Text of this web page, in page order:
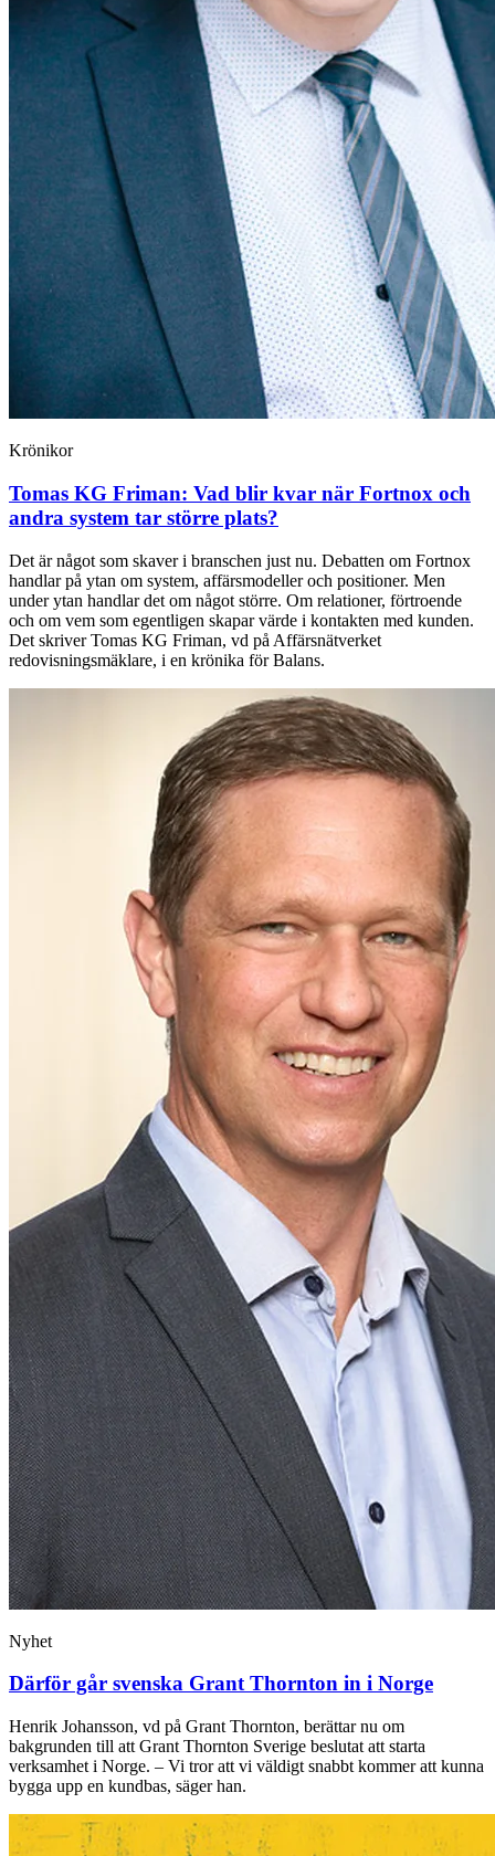
Krönikor
Tomas KG Friman: Vad blir kvar när Fortnox och
andra system tar större plats?
Det är något som skaver i branschen just nu. Debatten om Fortnox
handlar på ytan om system, affärsmodeller och positioner. Men
under ytan handlar det om något större. Om relationer, förtroende
och om vem som egentligen skapar värde i kontakten med kunden.
Det skriver Tomas KG Friman, vd på Affärsnätverket
redovisningsmäklare, i en krönika för Balans.
Nyhet
Därför går svenska Grant Thornton in i Norge
Henrik Johansson, vd på Grant Thornton, berättar nu om
bakgrunden till att Grant Thornton Sverige beslutat att starta
verksamhet i Norge. – Vi tror att vi väldigt snabbt kommer att kunna
bygga upp en kundbas, säger han.